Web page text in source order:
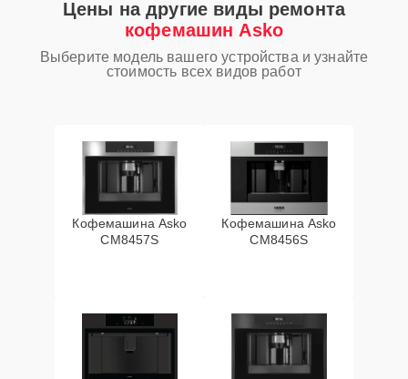
Цены на другие виды ремонта
кофемашин Asko
Выберите модель вашего устройства и узнайте
стоимость всех видов работ
Кофемашина Asko
CM8457S
Кофемашина Asko
CM8456S